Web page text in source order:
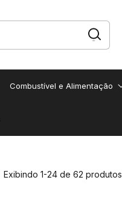
Combustível e Alimentação
Exibindo 1-24 de 62 produtos